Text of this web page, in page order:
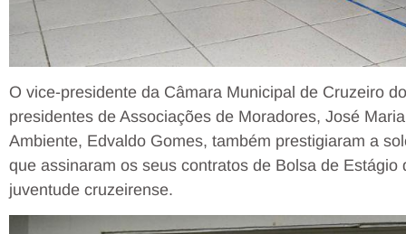
O vice-presidente da Câmara Municipal de Cruzeiro
presidentes de Associações de Moradores, José
Ambiente, Edvaldo Gomes, também prestigiaram a
que assinaram os seus contratos de Bolsa de
juventude cruzeirense.